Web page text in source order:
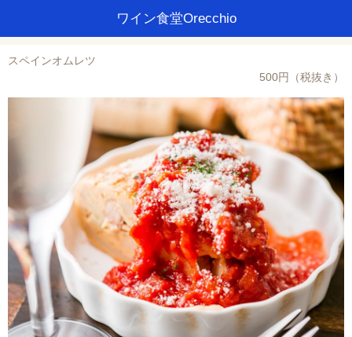
ワイン食堂Orecchio
スペインオムレツ
500円（税抜き）